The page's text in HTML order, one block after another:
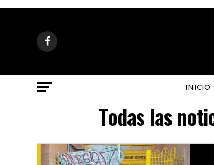
INICIO
Todas las